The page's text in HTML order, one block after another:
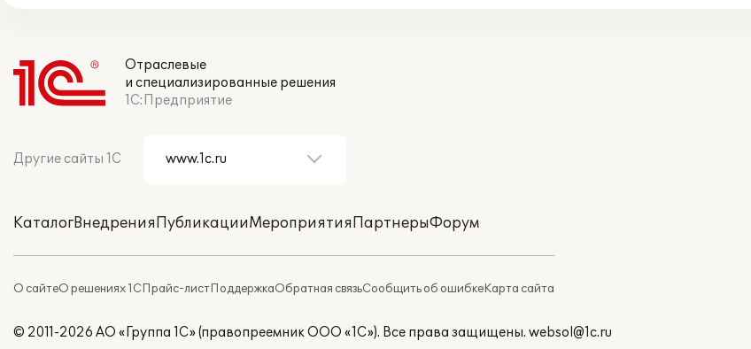
Отраслевые
и специализированные решения
1С:Предприятие
Другие сайты 1С
КаталогВнедренияПубликацииМероприятияПартнерыФорум
О сайтеО решениях 1СПрайс-листПоддержкаОбратная связьСообщить об ошибкеКарта сайта
© 2011-2026 АО «Группа 1С» (правопреемник ООО «1С»). Все права защищены. websol@1c.ru